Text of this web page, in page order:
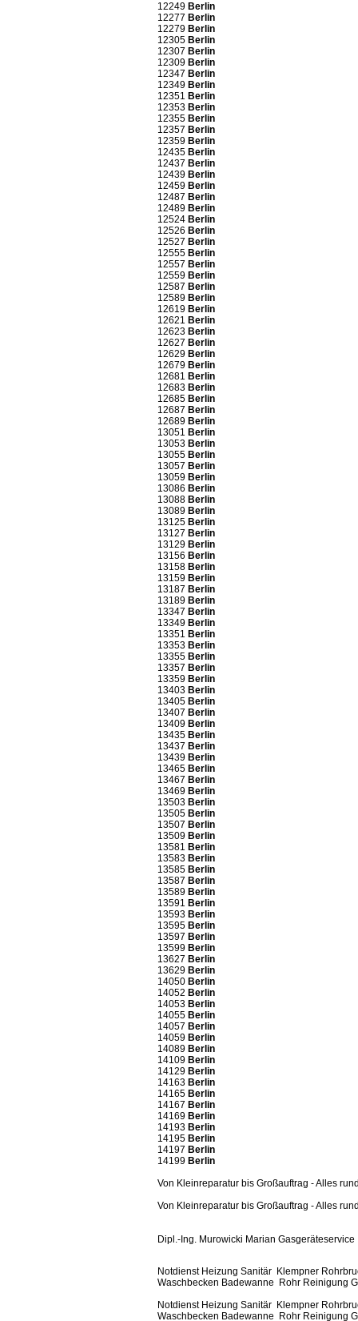
12249 Berlin
12277 Berlin
12279 Berlin
12305 Berlin
12307 Berlin
12309 Berlin
12347 Berlin
12349 Berlin
12351 Berlin
12353 Berlin
12355 Berlin
12357 Berlin
12359 Berlin
12435 Berlin
12437 Berlin
12439 Berlin
12459 Berlin
12487 Berlin
12489 Berlin
12524 Berlin
12526 Berlin
12527 Berlin
12555 Berlin
12557 Berlin
12559 Berlin
12587 Berlin
12589 Berlin
12619 Berlin
12621 Berlin
12623 Berlin
12627 Berlin
12629 Berlin
12679 Berlin
12681 Berlin
12683 Berlin
12685 Berlin
12687 Berlin
12689 Berlin
13051 Berlin
13053 Berlin
13055 Berlin
13057 Berlin
13059 Berlin
13086 Berlin
13088 Berlin
13089 Berlin
13125 Berlin
13127 Berlin
13129 Berlin
13156 Berlin
13158 Berlin
13159 Berlin
13187 Berlin
13189 Berlin
13347 Berlin
13349 Berlin
13351 Berlin
13353 Berlin
13355 Berlin
13357 Berlin
13359 Berlin
13403 Berlin
13405 Berlin
13407 Berlin
13409 Berlin
13435 Berlin
13437 Berlin
13439 Berlin
13465 Berlin
13467 Berlin
13469 Berlin
13503 Berlin
13505 Berlin
13507 Berlin
13509 Berlin
13581 Berlin
13583 Berlin
13585 Berlin
13587 Berlin
13589 Berlin
13591 Berlin
13593 Berlin
13595 Berlin
13597 Berlin
13599 Berlin
13627 Berlin
13629 Berlin
14050 Berlin
14052 Berlin
14053 Berlin
14055 Berlin
14057 Berlin
14059 Berlin
14089 Berlin
14109 Berlin
14129 Berlin
14163 Berlin
14165 Berlin
14167 Berlin
14169 Berlin
14193 Berlin
14195 Berlin
14197 Berlin
14199 Berlin
Von Kleinreparatur bis Großauftrag - Alles
Von Kleinreparatur bis Großauftrag - Alles
Dipl.-Ing. Murowicki Marian Gasgeräteservice
Notdienst Heizung Sanitär Klempner
Waschbecken Badewanne Rohr Reinigung
Notdienst Heizung Sanitär Klempner
Waschbecken Badewanne Rohr Reinigung